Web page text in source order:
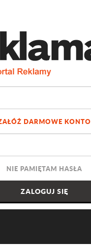
DARMOWE KONTO
NIE PAMIĘTAM HASŁA